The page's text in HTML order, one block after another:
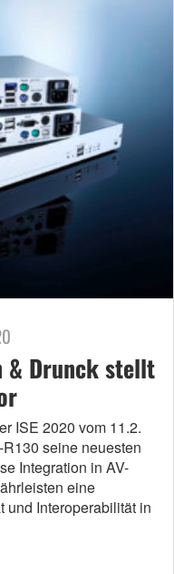
& Drunck stellt
ISE 2020 vom 11.2.
seine neuesten
Integration in AV-
eine
und Interoperabilität in